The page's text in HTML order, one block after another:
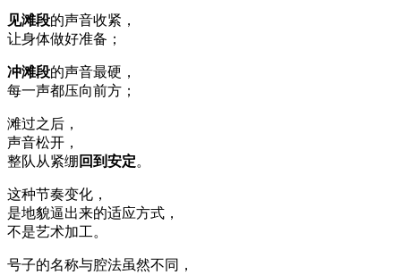
见滩段的声音收紧，
让身体做好准备；
冲滩段的声音最硬，
每一声都压向前方；
滩过之后，
声音松开，
整队从紧绷 回到安定。
这种节奏变化，
是地貌逼出来的适应方式，
不是艺术加工。
号子的名称与腔法虽然不同，